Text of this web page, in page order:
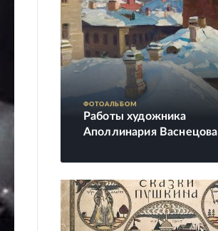
ФОТОАЛЬБОМ
Работы художника
Аполлинария Васнецова